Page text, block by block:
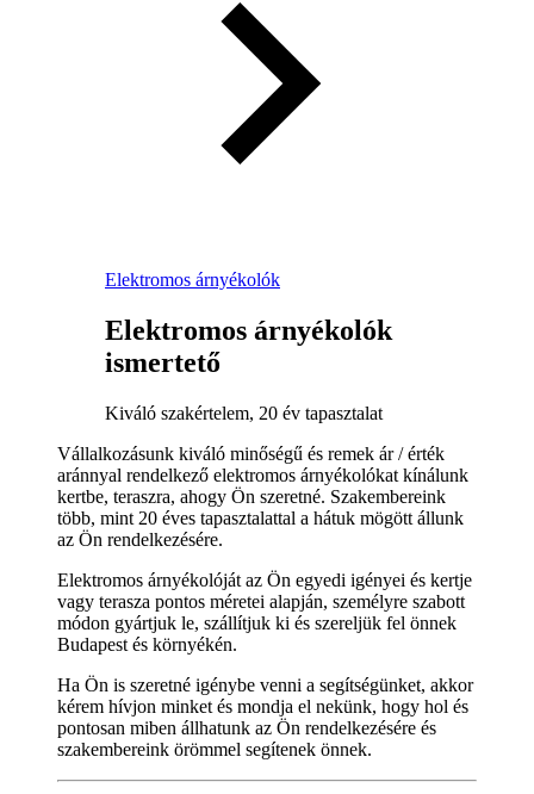
Elektromos árnyékolók
Elektromos árnyékolók
ismertető
Kiváló szakértelem, 20 év tapasztalat
Vállalkozásunk kiváló minőségű és remek ár / érték
aránnyal rendelkező elektromos árnyékolókat kínálunk
kertbe, teraszra, ahogy Ön szeretné. Szakembereink
több, mint 20 éves tapasztalattal a hátuk mögött állunk
az Ön rendelkezésére.
Elektromos árnyékolóját az Ön egyedi igényei és kertje
vagy terasza pontos méretei alapján, személyre szabott
módon gyártjuk le, szállítjuk ki és szereljük fel önnek
Budapest és környékén.
Ha Ön is szeretné igénybe venni a segítségünket, akkor
kérem hívjon minket és mondja el nekünk, hogy hol és
pontosan miben állhatunk az Ön rendelkezésére és
szakembereink örömmel segítenek önnek.